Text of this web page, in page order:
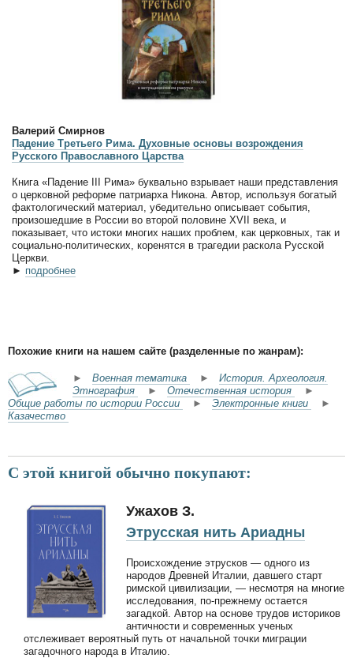
Валерий Смирнов
Падение Третьего Рима. Духовные основы возрождения
Русского Православного Царства
Книга «Падение III Рима» буквально взрывает наши представления
о церковной реформе патриарха Никона. Автор, используя богатый
фактологический материал, убедительно описывает события,
произошедшие в России во второй половине XVII века, и
показывает, что истоки многих наших проблем, как церковных, так и
социально-политических, коренятся в трагедии раскола Русской
Церкви.
► подробнее
Похожие книги на нашем сайте (разделенные по жанрам):
► Военная тематика ► История. Археология.
Этнография
► Отечественная история
►
Общие работы по истории России
► Электронные книги
►
Казачество
С этой книгой обычно покупают:
Ужахов З.
Этрусская нить Ариадны
Происхождение этрусков — одного из
народов Древней Италии, давшего старт
римской цивилизации, — несмотря на многие
исследования, по-прежнему остается
загадкой. Автор на основе трудов историков
античности и современных ученых
отслеживает вероятный путь от начальной точки миграции
загадочного народа в Италию.